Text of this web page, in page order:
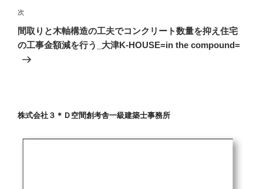
ゲ
ー
シ
ョ
次
の
投
次
間取りと木軸構造の工夫でコンクリート数量を抑え住宅
の工事金額減を行う_大津K-HOUSE=in the compound=
株式会社３＊Ｄ空間創考舎一級建築士事務所